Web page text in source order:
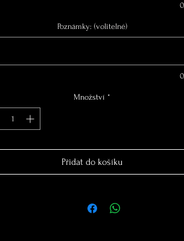
Poznámky: (volitelné)
Množství *
Přidat do košíku